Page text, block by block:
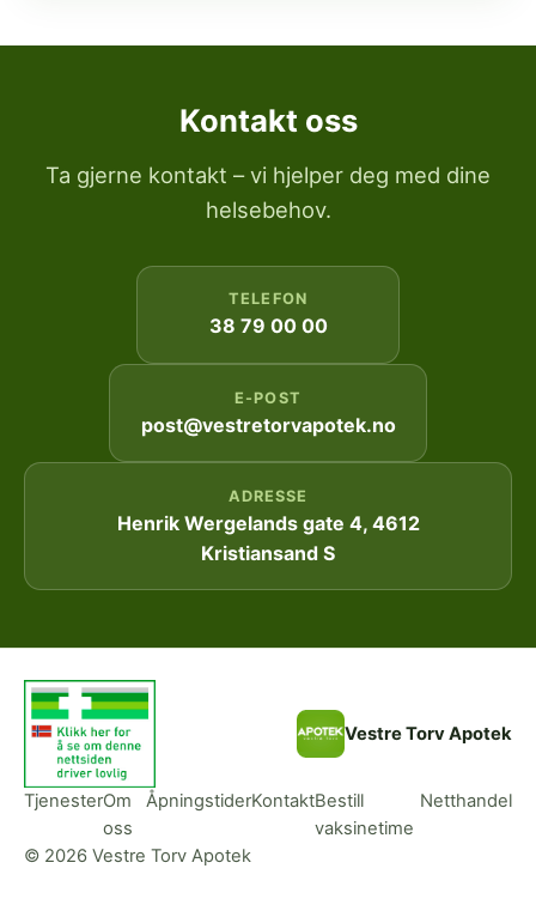
Kontakt oss
Ta gjerne kontakt – vi hjelper deg med dine
helsebehov.
TELEFON
38 79 00 00
E-POST
post@vestretorvapotek.no
ADRESSE
Henrik Wergelands gate 4, 4612
Kristiansand S
Vestre Torv Apotek
TjenesterOm
oss
ÅpningstiderKontaktBestill
vaksinetime
Netthandel
© 2026 Vestre Torv Apotek